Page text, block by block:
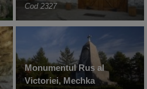
Cod 2327
Monumentul Rus al
Victoriei, Mechka